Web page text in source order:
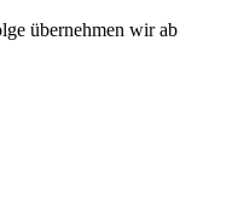
übernehmen wir ab